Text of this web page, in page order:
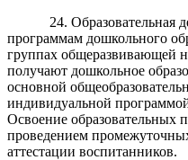
24. Образовательная
программам дошкольного
группах общеразвивающей
получают дошкольное
основной
индивидуальной
Освоение образовательных
проведением
аттестации воспитанников.